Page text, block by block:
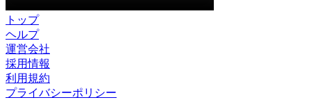
トップ
ヘルプ
運営会社
採用情報
利用規約
プライバシーポリシー